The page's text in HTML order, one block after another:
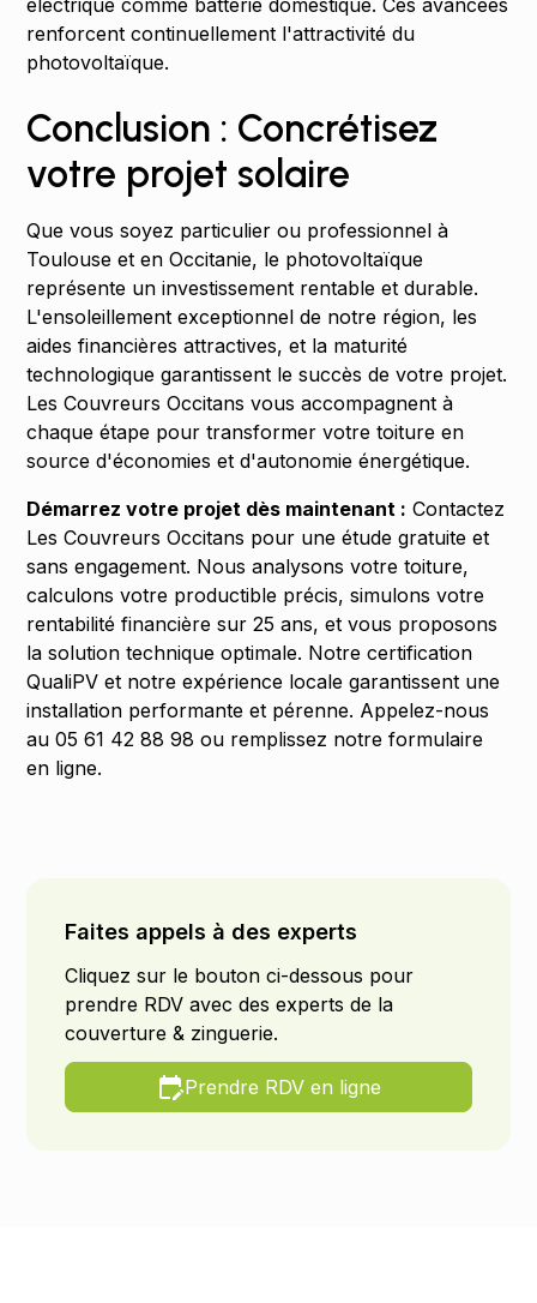
électrique comme batterie domestique. Ces avancées
renforcent continuellement l'attractivité du
photovoltaïque.
Conclusion : Concrétisez
votre projet solaire
Que vous soyez particulier ou professionnel à
Toulouse et en Occitanie, le photovoltaïque
représente un investissement rentable et durable.
L'ensoleillement exceptionnel de notre région, les
aides financières attractives, et la maturité
technologique garantissent le succès de votre projet.
Les Couvreurs Occitans vous accompagnent à
chaque étape pour transformer votre toiture en
source d'économies et d'autonomie énergétique.
Démarrez votre projet dès maintenant : Contactez
Les Couvreurs Occitans pour une étude gratuite et
sans engagement. Nous analysons votre toiture,
calculons votre productible précis, simulons votre
rentabilité financière sur 25 ans, et vous proposons
la solution technique optimale. Notre certification
QualiPV et notre expérience locale garantissent une
installation performante et pérenne. Appelez-nous
au 05 61 42 88 98 ou remplissez notre formulaire
en ligne.
Faites appels à des experts
Cliquez sur le bouton ci-dessous pour
prendre RDV avec des experts de la
couverture & zinguerie.
Prendre RDV en ligne